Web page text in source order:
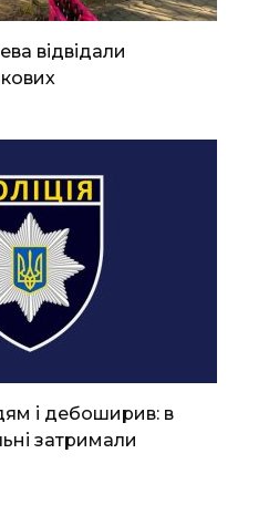
відвідали
і дебоширив: в
затримали